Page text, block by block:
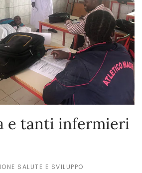
e tanti infermieri
SALUTE E SVILUPPO